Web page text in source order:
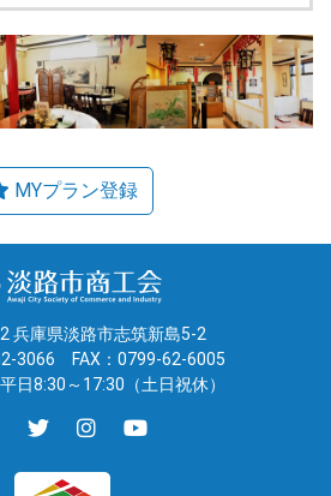
兵庫県淡路市志筑新島5-2
3066
FAX：0799-62-6005
日8:30～17:30（土日祝休）